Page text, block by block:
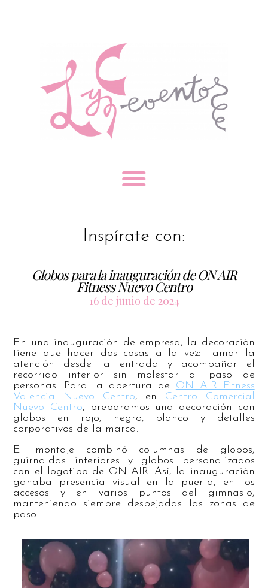
Inspírate con:
Globos para la inauguración de ON AIR
Fitness Nuevo Centro
16 de junio de 2024
En una inauguración de empresa, la decoración
tiene que hacer dos cosas a la vez: llamar la
atención desde la entrada y acompañar el
recorrido interior sin molestar al paso de
personas. Para la apertura de ON AIR Fitness
Valencia Nuevo Centro, en Centro Comercial
Nuevo Centro, preparamos una decoración con
globos en rojo, negro, blanco y detalles
corporativos de la marca.
El montaje combinó columnas de globos,
guirnaldas interiores y globos personalizados
con el logotipo de ON AIR. Así, la inauguración
ganaba presencia visual en la puerta, en los
accesos y en varios puntos del gimnasio,
manteniendo siempre despejadas las zonas de
paso.